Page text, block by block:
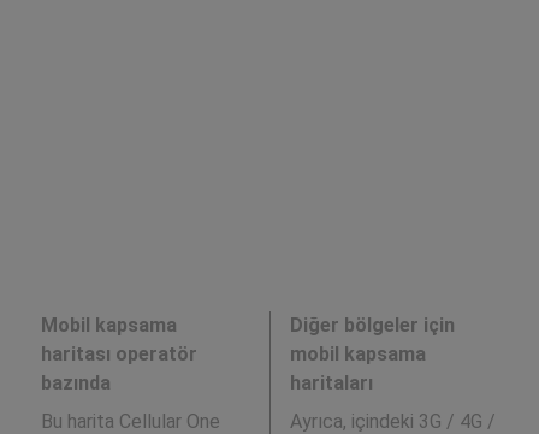
Mobil kapsama
haritası operatör
bazında
Bu harita Cellular One
Diğer bölgeler için
mobil kapsama
haritaları
Ayrıca, içindeki 3G / 4G /